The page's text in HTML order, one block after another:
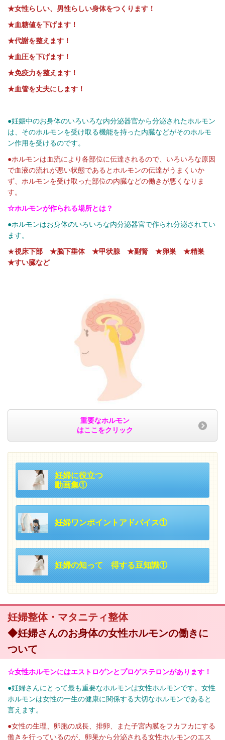
★女性らしい、男性らしい身体をつくります！
★血糖値を下げます！
★代謝を整えます！
★血圧を下げます！
★免疫力を整えます！
★血管を丈夫にします！
●妊娠中のお身体のいろいろな内分泌器官から分泌されたホルモン
は、そのホルモンを受け取る機能を持った内臓などがそのホルモ
ン作用を受けるのです。
●ホルモンは血流により各部位に伝達されるので、いろいろな原因
で血液の流れが悪い状態であるとホルモンの伝達がうまくいか
ず、ホルモンを受け取った部位の内臓などの働きが悪くなりま
す。
☆ホルモンが作られる場所とは？
●ホルモンはお身体のいろいろな内分泌器官で作られ分泌されてい
ます。
★視床下部 ★脳下垂体 ★甲状腺 ★副腎 ★卵巣 ★精巣
★すい臓など
重要なホルモン
はここをクリック
妊婦に役立つ
動画集①
妊婦ワンポイントアドバイス①
妊婦の知って 得する豆知識①
妊婦整体・マタニティ整体
◆妊婦さんのお身体の女性ホルモンの働きに
ついて
☆女性ホルモンにはエストロゲンとプロゲステロンがあります！
●妊婦さんにとって最も重要なホルモンは女性ホルモンです。女性
ホルモンは女性の一生の健康に関係する大切なホルモンであると
言えます。
●女性の生理、卵胞の成長、排卵、また子宮内膜をフカフカにする
働きを行っているのが、卵巣から分泌される女性ホルモンのエス